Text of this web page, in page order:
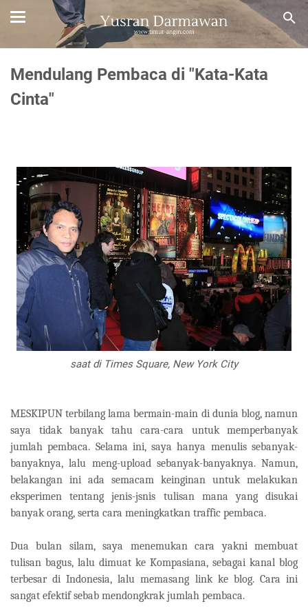
Mendulang Pembaca di "Kata-Kata
Cinta"
saat di Times Square, New York City
MESKIPUN terbilang lama bermain-main di dunia blog, namun
saya tidak banyak tahu cara-cara untuk memperbanyak
jumlah pembaca. Selama ini, saya hanya menulis sebanyak-
banyaknya, lalu meng-upload sebanyak-banyaknya. Namun,
belakangan ini ada semacam keinginan untuk melakukan
eksperimen tentang jenis-jsnis tulisan mana yang disukai
banyak orang, serta cara meningkatkan traffic pembaca.
Dua bulan silam, saya menemukan cara yakni membuat
tulisan bagus, lalu dimuat ke Kompasiana, sebagai kanal blog
terbesar di Indonesia, lalu memasang link ke blog. Cara ini
sangat efektif sebab mendongkrak jumlah pembaca.